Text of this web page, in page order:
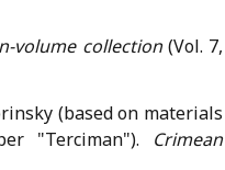
volume collection(Vol. 7,
(based on materials
"Terciman"). Crimean